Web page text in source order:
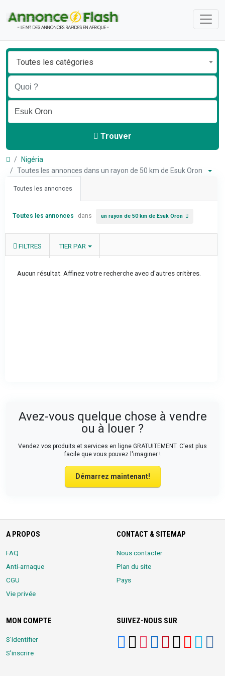
Toutes les catégories
Trouver
Nigéria
Toutes les annonces dans un rayon de 50 km de Esuk Oron
Toutes les annonces
Toutes les annonces dans un rayon de 50 km de Esuk Oron
FILTRES TIER PAR
Aucun résultat. Affinez votre recherche avec d'autres critères.
Avez-vous quelque chose à vendre
ou à louer ?
Vendez vos produits et services en ligne GRATUITEMENT. C'est plus
facile que vous pouvez l'imaginer !
Démarrez maintenant!
A PROPOS
FAQ
Anti-arnaque
CGU
Vie privée
CONTACT & SITEMAP
Nous contacter
Plan du site
Pays
MON COMPTE
S'identifier
S'inscrire
SUIVEZ-NOUS SUR